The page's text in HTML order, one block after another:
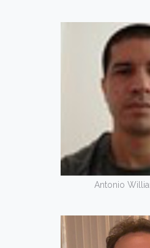
Antonio